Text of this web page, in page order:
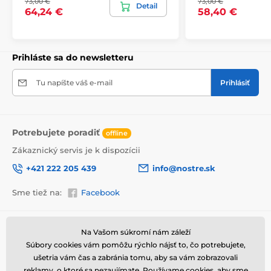
Vysoko kvalitná tlač
Kvalita je pre nás dôležitá a preto sme pre každý set
plátno, ktorého hmotnosť je370 g/m
pozostáva zo
zmesi polyesteru a bavlny.
Nezabudli
sme ani na starostlivý výber farieb, ktoré sú
ekologické, čo znamená, že nezapáchajú
64,24 €
Detail
58,40 €
Prihláste sa do newsletteru
Tu napíšte váš e-mail Prihlásiť
Potrebujete poradiť offline
Zákaznický servis je k dispozícii
+421 222 205 439
info@nostre.sk
Sme tiež na: Facebook
Informácie o nákupe
Obchodné a reklamačné
podmienky
Užitočné informácie
Často kladené otázky
Magazín
Na Vašom súkromí nám záleží
Súbory cookies vám pomôžu rýchlo nájsť to, čo potrebujete,
ušetria vám čas a zabránia tomu, aby sa vám zobrazovali